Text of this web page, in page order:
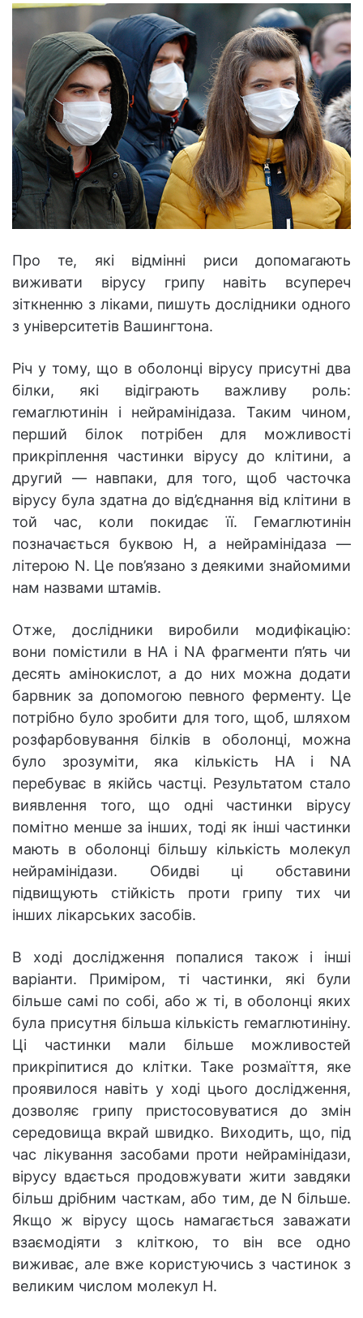
Про те, які відмінні риси допомагають
виживати вірусу грипу навіть всупереч
зіткненню з ліками, пишуть дослідники одного
з університетів Вашингтона.
Річ у тому, що в оболонці вірусу присутні два
білки, які відіграють важливу роль:
гемаглютинін і нейрамінідаза. Таким чином,
перший білок потрібен для можливості
прикріплення частинки вірусу до клітини, а
другий — навпаки, для того, щоб часточка
вірусу була здатна до від’єднання від клітини в
той час, коли покидає її. Гемаглютинін
позначається буквою H, а нейрамінідаза —
літерою N. Це пов’язано з деякими знайомими
нам назвами штамів.
Отже, дослідники виробили модифікацію:
вони помістили в HA і NA фрагменти п’ять чи
десять амінокислот, а до них можна додати
барвник за допомогою певного ферменту. Це
потрібно було зробити для того, щоб, шляхом
розфарбовування білків в оболонці, можна
було зрозуміти, яка кількість НА і NA
перебуває в якійсь частці. Результатом стало
виявлення того, що одні частинки вірусу
помітно менше за інших, тоді як інші частинки
мають в оболонці більшу кількість молекул
нейрамінідази. Обидві ці обставини
підвищують стійкість проти грипу тих чи
інших лікарських засобів.
В ході дослідження попалися також і інші
варіанти. Приміром, ті частинки, які були
більше самі по собі, або ж ті, в оболонці яких
була присутня більша кількість гемаглютиніну.
Ці частинки мали більше можливостей
прикріпитися до клітки. Таке розмаїття, яке
проявилося навіть у ході цього дослідження,
дозволяє грипу пристосовуватися до змін
середовища вкрай швидко. Виходить, що, під
час лікування засобами проти нейрамінідази,
вірусу вдається продовжувати жити завдяки
більш дрібним часткам, або тим, де N більше.
Якщо ж вірусу щось намагається заважати
взаємодіяти з кліткою, то він все одно
виживає, але вже користуючись з частинок з
великим числом молекул H.